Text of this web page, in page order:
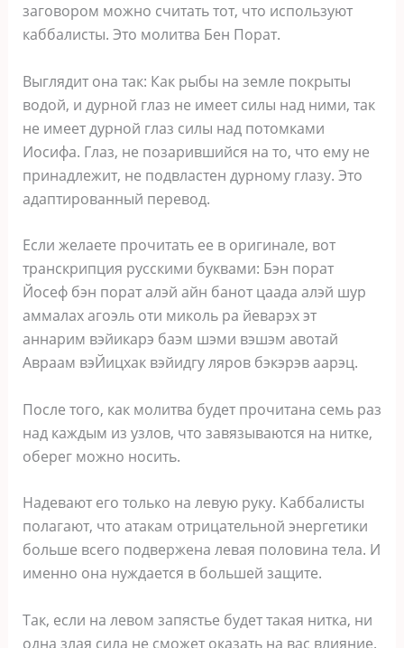
заговором можно считать тот, что используют
каббалисты. Это молитва Бен Порат.
Выглядит она так: Как рыбы на земле покрыты
водой, и дурной глаз не имеет силы над ними, так
не имеет дурной глаз силы над потомками
Иосифа. Глаз, не позарившийся на то, что ему не
принадлежит, не подвластен дурному глазу. Это
адаптированный перевод.
Если желаете прочитать ее в оригинале, вот
транскрипция русскими буквами: Бэн порат
Йосеф бэн порат алэй айн банот цаада алэй шур
аммалах агоэль оти миколь ра йеварэх эт
аннарим вэйикарэ баэм шэми вэшэм авотай
Авраам вэЙицхак вэйидгу ляров бэкэрэв аарэц.
После того, как молитва будет прочитана семь раз
над каждым из узлов, что завязываются на нитке,
оберег можно носить.
Надевают его только на левую руку. Каббалисты
полагают, что атакам отрицательной энергетики
больше всего подвержена левая половина тела. И
именно она нуждается в большей защите.
Так, если на левом запястье будет такая нитка, ни
одна злая сила не сможет оказать на вас влияние.